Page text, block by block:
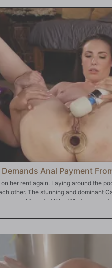
Demands Anal Payment
her rent again. Laying around the
other. The stunning and dominant
young Miranda Miller. What excuse
Casey offers up an all anal alternative
butt to make rent? Inside the house
tight asshole. Miranda wants her
the two girls have a turn stretching
the hitachi out all the girls have deep
household and takes a speculum in